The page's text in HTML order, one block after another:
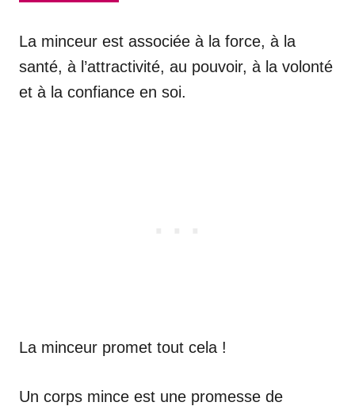
La minceur est associée à la force, à la
santé, à l’attractivité, au pouvoir, à la volonté
et à la confiance en soi.
La minceur promet tout cela !
Un corps mince est une promesse de